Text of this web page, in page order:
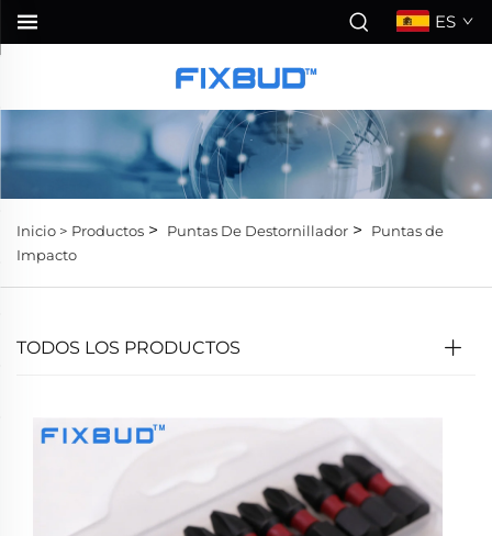
ES
Inicio > Productos > Puntas De Destornillador >
Puntas de
Impacto
TODOS LOS PRODUCTOS